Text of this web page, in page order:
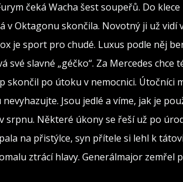
čeká Wacha šest soupeřů. Do
v Oktagonu skončila. Novotný ji už vidí
je sport pro chudé. Luxus podle něj
své slavné „géčko“. Za Mercedes chce
skončil po útoku v nemocnici. Útočníci
Jsou jedlé a víme, jak je
srpnu. Některé úkony se řeší už po
na přistýlce, syn přítele si lehl k
ztrácí hlavy. Generálmajor